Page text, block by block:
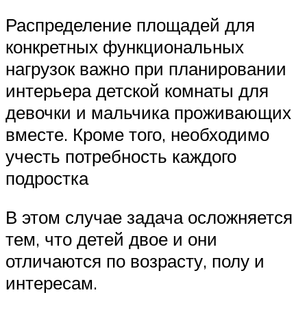
Распределение площадей для
конкретных функциональных
нагрузок важно при планировании
интерьера детской комнаты для
девочки и мальчика проживающих
вместе. Кроме того, необходимо
учесть потребность каждого
подростка
В этом случае задача осложняется
тем, что детей двое и они
отличаются по возрасту, полу и
интересам.